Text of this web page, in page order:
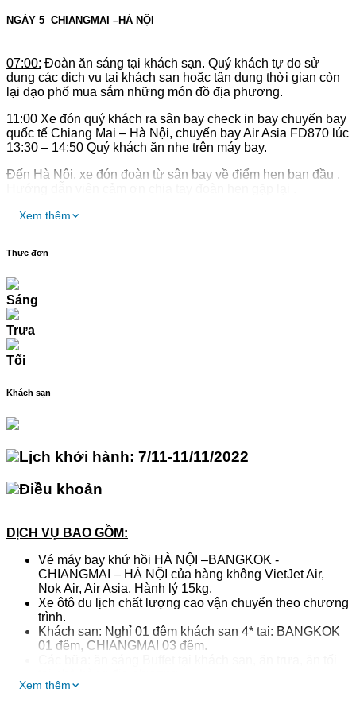
NGÀY 5 CHIANGMAI –HÀ NỘI
07:00: Đoàn ăn sáng tại khách sạn. Quý khách tự do sử
dụng các dịch vụ tại khách sạn hoặc tận dụng thời gian còn
lại dạo phố mua sắm những món đồ địa phương.
11:00 Xe đón quý khách ra sân bay check in bay chuyến bay
quốc tế Chiang Mai – Hà Nội, chuyến bay Air Asia FD870 lúc
13:30 – 14:50 Quý khách ăn nhẹ trên máy bay.
Đến Hà Nội, xe đón đoàn từ sân bay về điểm hẹn ban đầu ,
Xem thêm
Thực đơn
Sáng
Trưa
Tối
Khách sạn
Lịch khởi hành: 7/11-11/11/2022
Điều khoản
DỊCH VỤ BAO GỒM:
Vé máy bay khứ hồi HÀ NỘI –BANGKOK -
CHIANGMAI – HÀ NỘI của hàng không VietJet Air,
Nok Air, Air Asia, Hành lý 15kg.
Xe ôtô du lịch chất lượng cao vận chuyển theo chương
trình.
Khách sạn: Nghỉ 01 đêm khách sạn 4* tại: BANGKOK
01 đêm, CHIANGMAI 03 đêm.
Hướng dẫn địa phương nói tiếng Anh, Hướng dẫn
Xem thêm